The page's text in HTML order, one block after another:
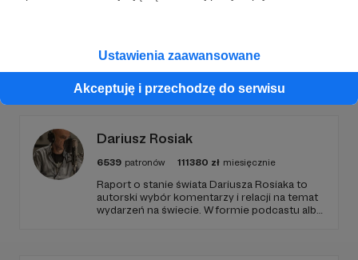
Ustawienia zaawansowane
Akceptuję i przechodzę do serwisu
Promowani autorzy
Dariusz Rosiak
6539 patronów 111380 zł miesięcznie
Raport o stanie świata Dariusza Rosiaka to
autorski wybór komentarzy i relacji na temat
wydarzeń na świecie. W formie podcastu albo